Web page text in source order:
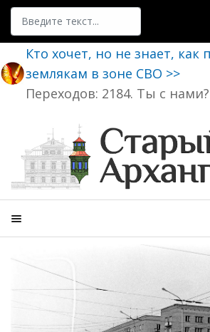
Поиск
Кто хочет, но не знает,
землякам в зоне СВО >>
Переходов: 2184. Ты с нами?